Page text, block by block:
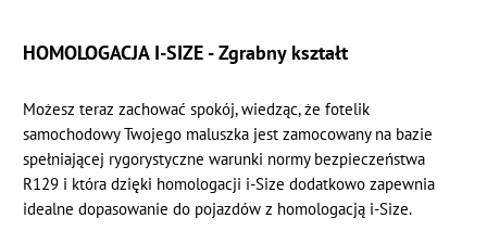
HOMOLOGACJA I-SIZE - Zgrabny kształt
Możesz teraz zachować spokój, wiedząc, że fotelik
samochodowy Twojego maluszka jest zamocowany na bazie
spełniającej rygorystyczne warunki normy bezpieczeństwa
R129 i która dzięki homologacji i-Size dodatkowo zapewnia
idealne dopasowanie do pojazdów z homologacją i-Size.